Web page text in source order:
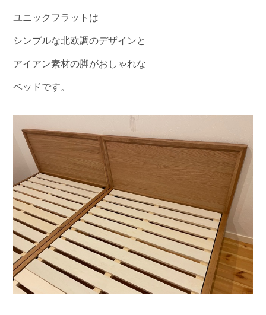
ユニックフラットは
シンプルな北欧調のデザインと
アイアン素材の脚がおしゃれな
ベッドです。